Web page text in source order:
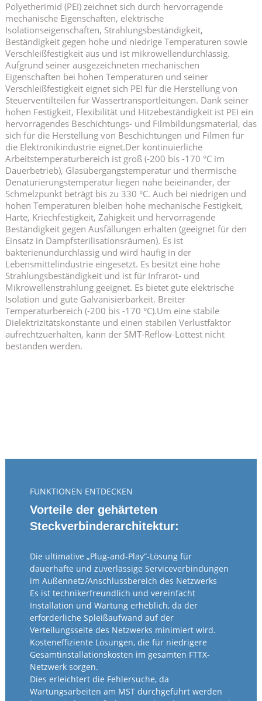
Polyetherimid (PEI) zeichnet sich durch hervorragende
mechanische Eigenschaften, elektrische
Isolationseigenschaften, Strahlungsbeständigkeit,
Beständigkeit gegen hohe und niedrige Temperaturen sowie
Verschleißfestigkeit aus und ist mikrowellendurchlässig.
Aufgrund seiner ausgezeichneten mechanischen
Eigenschaften bei hohen Temperaturen und seiner
Verschleißfestigkeit eignet sich PEI für die Herstellung von
Steuerventilteilen für Wassertransportleitungen. Dank seiner
hohen Festigkeit, Flexibilität und Hitzebeständigkeit ist PEI ein
hervorragendes Beschichtungs- und Filmbildungsmaterial, das
sich für die Herstellung von Beschichtungen und Filmen für
die Elektronikindustrie eignet.Der kontinuierliche
Arbeitstemperaturbereich ist groß (-200 bis -170 °C im
Dauerbetrieb), Glasübergangstemperatur und thermische
Denaturierungstemperatur liegen nahe beieinander, der
Schmelzpunkt beträgt bis zu 330 °C. Auch bei niedrigen und
hohen Temperaturen bleiben hohe mechanische Festigkeit,
Härte, Kriechfestigkeit, Zähigkeit und hervorragende
Beständigkeit gegen Ausfällungen erhalten (geeignet für den
Einsatz in Dampfsterilisationsräumen). Es ist
bakterienundurchlässig und wird häufig in der
Lebensmittelindustrie eingesetzt. Es besitzt eine hohe
Strahlungsbeständigkeit und ist für Infrarot- und
Mikrowellenstrahlung geeignet. Es bietet gute elektrische
Isolation und gute Galvanisierbarkeit. Breiter
Temperaturbereich (-200 bis -170 °C).Um eine stabile
Dielektrizitätskonstante und einen stabilen Verlustfaktor
aufrechtzuerhalten, kann der SMT-Reflow-Löttest nicht
bestanden werden.
FUNKTIONEN ENTDECKEN
Vorteile der gehärteten
Steckverbinderarchitektur:
Die ultimative „Plug-and-Play“-Lösung für
dauerhafte und zuverlässige Serviceverbindungen
im Außennetz/Anschlussbereich des Netzwerks
Es ist technikerfreundlich und vereinfacht
Installation und Wartung erheblich, da der
erforderliche Spleißaufwand auf der
Verteilungsseite des Netzwerks minimiert wird.
Kosteneffiziente Lösungen, die für niedrigere
Gesamtinstallationskosten im gesamten FTTX-
Netzwerk sorgen.
Dies erleichtert die Fehlersuche, da
Wartungsarbeiten am MST durchgeführt werden